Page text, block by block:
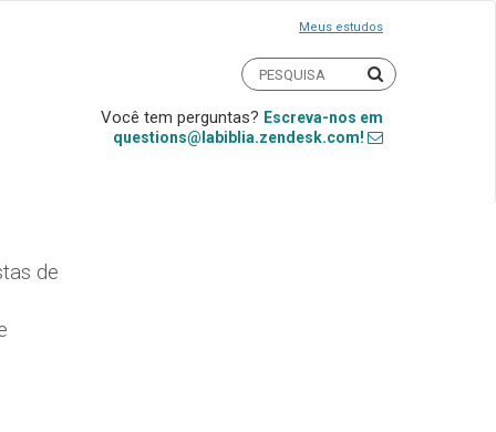
Meus estudos
Você tem perguntas? Escreva-nos em
questions@labiblia.zendesk.com!
de